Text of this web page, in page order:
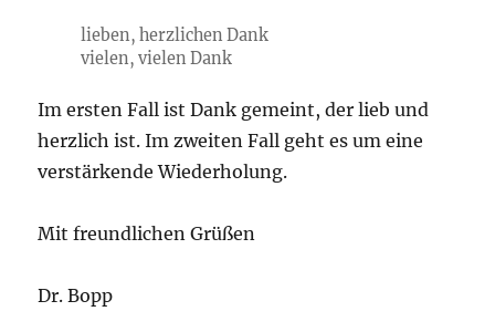
lieben, herzlichen Dank
vielen, vielen Dank
Im ersten Fall ist Dank gemeint, der lieb und
herzlich ist. Im zweiten Fall geht es um eine
verstärkende Wiederholung.
Mit freundlichen Grüßen
Dr. Bopp